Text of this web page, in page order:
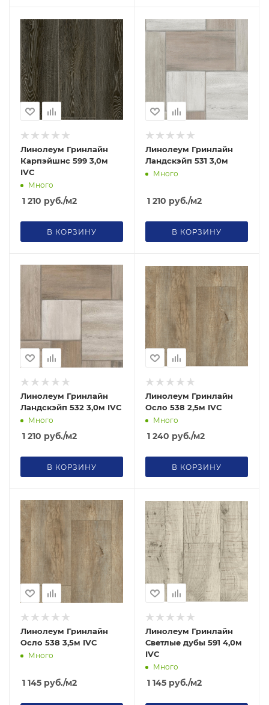
Линолеум Гринлайн
Карпэйшнс 599 3,0м
IVC
Много
1 210 руб./м2
В КОРЗИНУ
Линолеум Гринлайн
Ландскэйп 531 3,0м
Много
1 210 руб./м2
В КОРЗИНУ
Линолеум Гринлайн
Ландскэйп 532 3,0м IVC
Много
1 210 руб./м2
В КОРЗИНУ
Линолеум Гринлайн
Осло 538 2,5м IVC
Много
1 240 руб./м2
В КОРЗИНУ
Линолеум Гринлайн
Осло 538 3,5м IVC
Много
1 145 руб./м2
Линолеум Гринлайн
Светлые дубы 591 4,0м
IVC
Много
1 145 руб./м2